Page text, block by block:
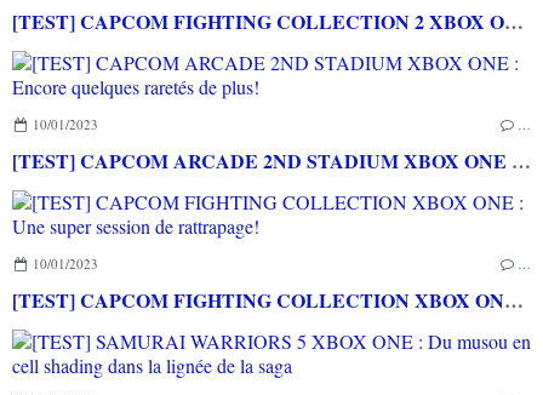
[TEST] CAPCOM FIGHTING COLLECTION 2 XBOX ONE : une compilation surtout pour les fans de baston!
10/01/2023 …
[TEST] CAPCOM ARCADE 2ND STADIUM XBOX ONE : Encore quelques raretés de plus!
10/01/2023 …
[TEST] CAPCOM FIGHTING COLLECTION XBOX ONE : Une super session de rattrapage!